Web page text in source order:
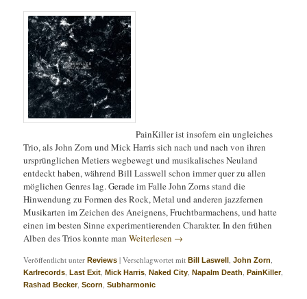
PainKiller ist insofern ein ungleiches
Trio, als John Zorn und Mick Harris sich nach und nach von ihren
ursprünglichen Metiers wegbewegt und musikalisches Neuland
entdeckt haben, während Bill Lasswell schon immer quer zu allen
möglichen Genres lag. Gerade im Falle John Zorns stand die
Hinwendung zu Formen des Rock, Metal und anderen jazzfernen
Musikarten im Zeichen des Aneignens, Fruchtbarmachens, und hatte
einen im besten Sinne experimentierenden Charakter. In den frühen
Alben des Trios konnte manWeiterlesen →
Veröffentlicht unter Reviews |Verschlagwortet mit Bill Laswell ,John Zorn
Karlrecords ,Last Exit ,Mick Harris ,Naked City ,Napalm Death ,PainKiller,
Rashad Becker,Scorn ,Subharmonic